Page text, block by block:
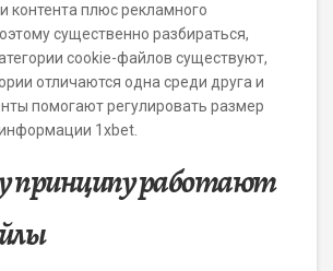
контента плюс рекламного
существенно разбираться,
cookie-файлов существуют,
отличаются одна среди друга и
помогают регулировать размер
1xbet.
принципу работают